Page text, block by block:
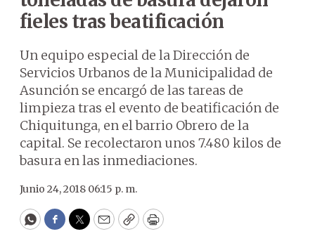
fieles tras beatificación
Un equipo especial de la Dirección de
Servicios Urbanos de la Municipalidad de
Asunción se encargó de las tareas de
limpieza tras el evento de beatificación de
Chiquitunga, en el barrio Obrero de la
capital. Se recolectaron unos 7.480 kilos de
basura en las inmediaciones.
Junio 24, 2018 06:15 p. m.
WhatsApp
Facebook
Twitter
EmailCopyPrint